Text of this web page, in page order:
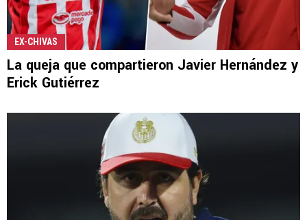
EX-CHIVAS
La queja que compartieron Javier Hernández y
Erick Gutiérrez